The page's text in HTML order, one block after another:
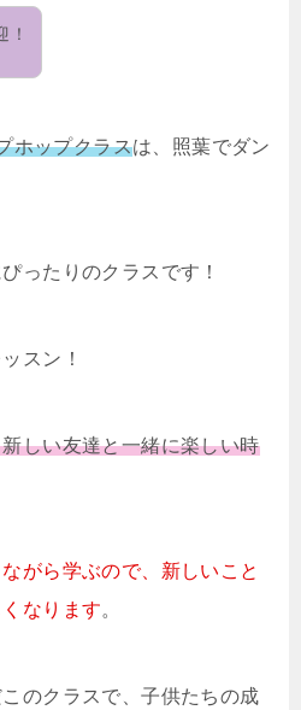
！
ホップクラスは、照葉でダン
ったりのクラスです！
スン！
しい友達と一緒に楽しい時
がら学ぶので、新しいこと
なります。
のクラスで、子供たちの成